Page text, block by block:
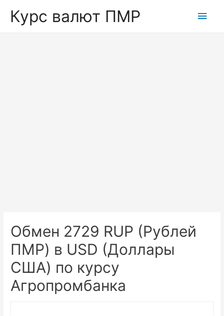
Курс валют ПМР
Обмен 2729 RUP (Рублей
ПМР) в USD (Доллары
США) по курсу
Агропромбанка